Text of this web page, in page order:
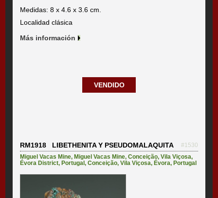
Medidas: 8 x 4.6 x 3.6 cm.
Localidad clásica
Más información
VENDIDO
RM1918 LIBETHENITA Y PSEUDOMALAQUITA
#1530
Miguel Vacas Mine, Miguel Vacas Mine, Conceição, Vila Viçosa,
Évora District, Portugal,Conceição,Vila Viçosa, Évora, Portugal